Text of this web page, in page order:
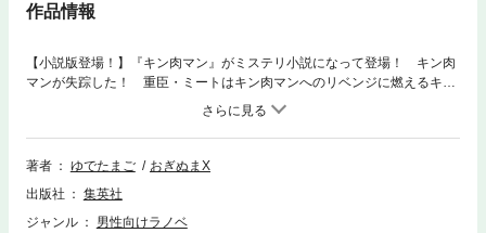
作品情報
【小説版登場！】『キン肉マン』がミステリ小説になって登場！ キン肉
マンが失踪した！ 重臣・ミートはキン肉マンへのリベンジに燃えるキン
骨マンを相棒に捜索へ繰り出す。しかし、二人は行く先々で超人による殺
人事件――すなわち“超人殺人”――に遭遇するのであった！ 変形、分身
できるのは当たり前で、身体が機械の者、顔面がブラックホールに繋がっ
ている者、時間を止めることができる者、体に付いたトイレに全てを流し
トリック……！ 犯人は誰だ!? そして、キン肉マンはどこだ!? 【目
次】プロローグ／事件I 四次元殺法殺人事件／事件II 蘇った被害者／事件III
著者 ゆでたまご
おぎぬまX
出版社
集英社
ジャンル
男性向けラノベ